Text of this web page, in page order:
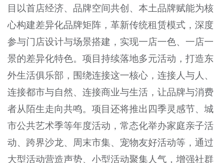
目以首店经济、品牌空间共创、本土品牌赋能为核
心构建差异化品牌矩阵，革新传统租赁模式，深度
参与门店设计与场景搭建，实现一店一色、一店一
景的差异化特色。项目持续落地多元活动，打造东
外生活俱乐部，围绕连接这一核心，连接人与人、
连接都市与自然、连接商业与生活，让品牌与消费
者从陌生走向共鸣。项目还将推出四季灵感节、城
市公共艺术季等年度活动，常态化举办家庭亲子活
动、跨界沙龙、周末市集、宠物友好活动等，通过
大型活动营造声势、小型活动聚集人气，增强社群